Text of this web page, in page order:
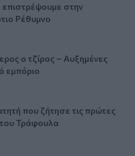
στην
Ρέθυμνο
ο τζίρος – Αυξημένες
εμπόριο
που ζήτησε τις πρώτες
Τράφουλα